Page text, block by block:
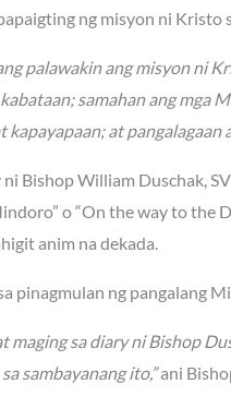
ng misyon ni Kristo
palawakin ang misyon ni
samahan ang mga
at pangalagaan
Bishop William Duschak,
o “On the way to the
anim na dekada.
pinagmulan ng pangalang
maging sa diary ni Bishop
sambayanang ito,”ani